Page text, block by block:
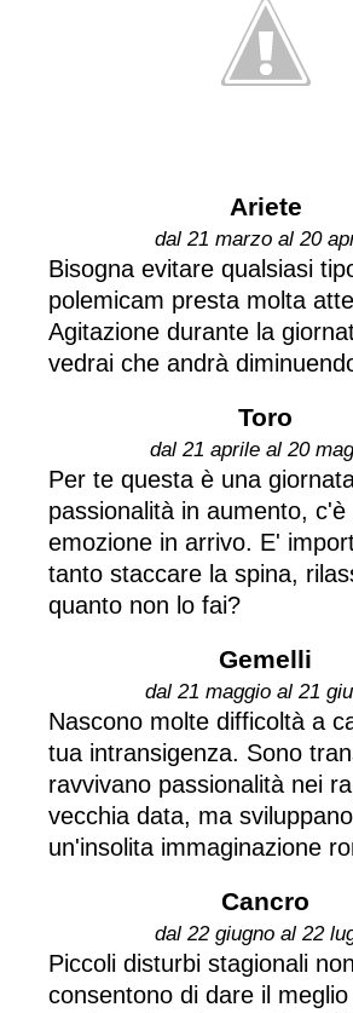
Ariete
dal 21 marzo al 20
Bisogna evitare qualsiasi
polemicam presta molta
Agitazione durante la
vedrai che andrà
Toro
dal 21 aprile al 20
Per te questa è una
passionalità in aumento, c'è
emozione in arrivo. E'
tanto staccare la spina,
quanto non lo fai?
Gemelli
dal 21 maggio al 21
Nascono molte difficoltà a
tua intransigenza. Sono
ravvivano passionalità nei
vecchia data, ma
un'insolita immaginazione
Cancro
dal 22 giugno al 22
Piccoli disturbi stagionali non
consentono di dare il